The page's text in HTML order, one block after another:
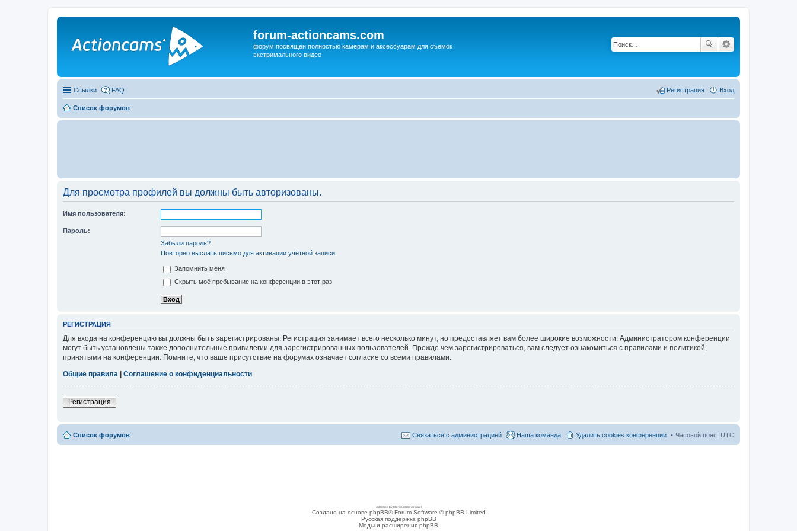
forum-actioncams.com
форум посвящен полностью камерам и аксессуарам для съемок
экстримального видео
Ссылки FAQ Вход
Регистрация
Список форумов
Для просмотра профилей вы должны быть авторизованы.
Имя пользователя:
Пароль:
Забыли пароль?
Повторно выслать письмо для активации учётной записи
Запомнить меня
Скрыть моё пребывание на конференции в этот раз
РЕГИСТРАЦИЯ
Для входа на конференцию вы должны быть зарегистрированы. Регистрация занимает всего несколько минут, но предоставляет вам более широкие возможности. Администратором конференции
могут быть установлены также дополнительные привилегии для зарегистрированных пользователей. Прежде чем зарегистрироваться, вам следует ознакомиться с правилами и политикой,
принятыми на конференции. Помните, что ваше присутствие на форумах означает согласие со всеми правилами.
Общие правила | Соглашение о конфиденциальности
Регистрация
Список форумов Часовой пояс: UTC
Удалить cookies конференции
Наша команда
Связаться с администрацией
Adsense by Microcosmo Acquari
Создано на основе phpBB® Forum Software © phpBB Limited
Русская поддержка phpBB
Моды и расширения phpBB